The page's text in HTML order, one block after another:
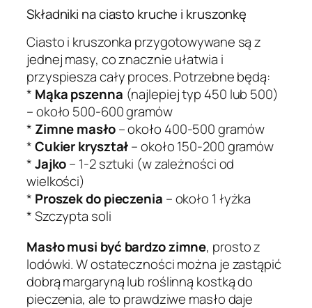
Składniki na ciasto kruche i kruszonkę
Ciasto i kruszonka przygotowywane są z
jednej masy, co znacznie ułatwia i
przyspiesza cały proces. Potrzebne będą:
* Mąka pszenna (najlepiej typ 450 lub 500)
– około 500-600 gramów
* Zimne masło– około 400-500 gramów
*Cukier kryształ– około 150-200 gramów
*Jajko– 1-2 sztuki (w zależności od
wielkości)
* Proszek do pieczenia – około 1 łyżka
* Szczypta soli
Masło musi być bardzo zimne, prosto z
lodówki. W ostateczności można je zastąpić
dobrą margaryną lub roślinną kostką do
pieczenia, ale to prawdziwe masło daje